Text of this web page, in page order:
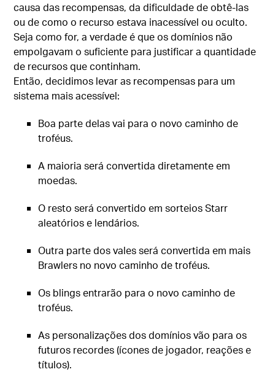
causa das recompensas, da dificuldade de obtê-las
ou de como o recurso estava inacessível ou oculto.
Seja como for, a verdade é que os domínios não
empolgavam o suficiente para justificar a quantidade
de recursos que continham.
Então, decidimos levar as recompensas para um
sistema mais acessível:
Boa parte delas vai para o novo caminho de
troféus.
A maioria será convertida diretamente em
moedas.
O resto será convertido em sorteios Starr
aleatórios e lendários.
Outra parte dos vales será convertida em mais
Brawlers no novo caminho de troféus.
Os blings entrarão para o novo caminho de
troféus.
As personalizações dos domínios vão para os
futuros recordes (ícones de jogador, reações e
títulos).